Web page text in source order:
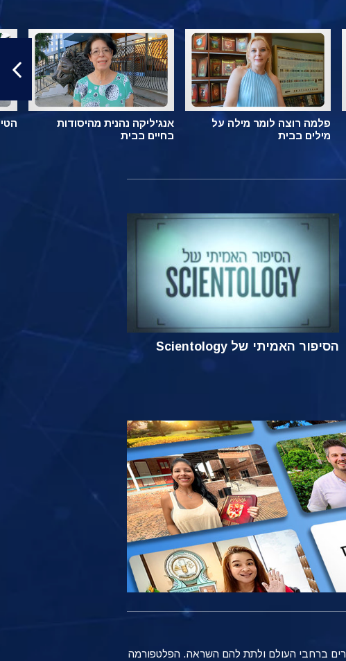
פלמה רוצה לומר מילה על
מילים בבית
אנג'ליקה נהנית מהיסודות
בחיים בבית
הסיפור האמיתי של Scientology
ברחבי העולם ולתת להם השראה. הפלטפורמה